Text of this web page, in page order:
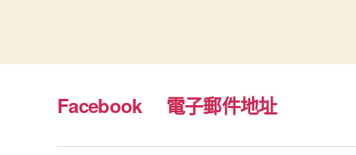
Facebook 電子郵件地址